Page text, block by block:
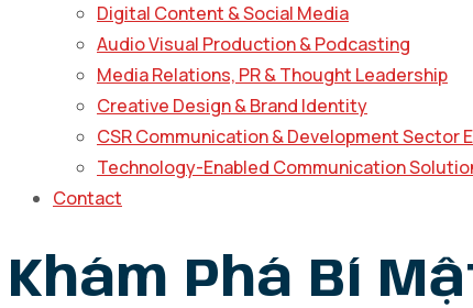
Digital Content & Social Media
Audio Visual Production & Podcasting
Media Relations, PR & Thought Leadership
Creative Design & Brand Identity
CSR Communication & Development Sector
Technology-Enabled Communication
Contact
Khám Phá Bí